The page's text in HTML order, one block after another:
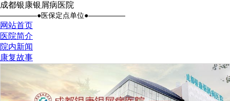
成都银康银屑病医院
●医保定点单位●
网站首页
医院简介
院内新闻
康复故事